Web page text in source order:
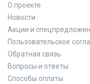
О проекте
Новости
Акции и
Пользовательское
Обратная связь
Вопросы и ответы
Способы оплаты